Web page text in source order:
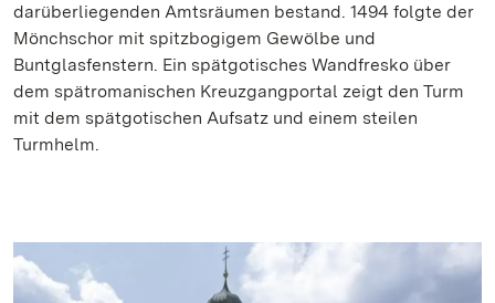
darüberliegenden Amtsräumen bestand. 1494 folgte der
Mönchschor mit spitzbogigem Gewölbe und
Buntglasfenstern. Ein spätgotisches Wandfresko über
dem spätromanischen Kreuzgangportal zeigt den Turm
mit dem spätgotischen Aufsatz und einem steilen
Turmhelm.